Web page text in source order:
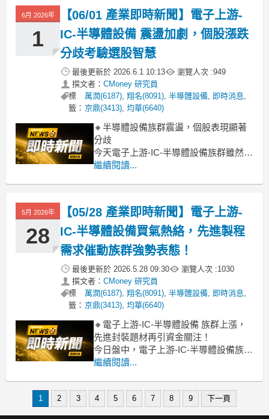
高檔的獲利了結壓力，也可能是投資人
對未來半導體景氣復甦步調轉趨審慎。
即便產業展望仍受關注
6月 2026年
1
【06/01 產業即時新聞】電子上游-
IC-半導體設備 震盪加劇，個股漲跌
分歧考驗選股智慧
最後更新於 2026.6.1 10:13 瀏覽人次 :949
撰文者： CMoney 研究員
標
籤：
萬潤(6187), 翔名(8091), 半導體設備, 即時消息,
京鼎(3413), 均華(6640)
🔸半導體設備族群震盪，個股表現顯著
分歧
今天電子上游-IC-半導體設備族群雖然整
體下跌2.82%，但盤面上卻是漲跌互見，
陽半導體、竑騰卻逆勢大漲近7%~8%，
長廣、家碩也有不錯漲幅。這反映市場
在整體類股承壓下，資金正快速輪
繼續閱讀...
5月 2026年
28
【05/28 產業即時新聞】電子上游-
IC-半導體設備買氣熱絡，先進製程
需求催動族群強勢表態！
最後更新於 2026.5.28 09:30 瀏覽人次 :1030
撰文者： CMoney 研究員
標
籤：
萬潤(6187), 翔名(8091), 半導體設備, 即時消息,
京鼎(3413), 均華(6640)
🔸電子上游-IC-半導體設備 族群上漲，
先進封裝題材再引資金關注！
今日盤中，電子上游-IC-半導體設備族群
表現強勁，整體類股漲幅高達5.53%，顯
漲停，辛耘、鴻勁、光罩、倍利科也都
繼續閱讀...
1 2 3 4 5 6 7 8 9 下一頁